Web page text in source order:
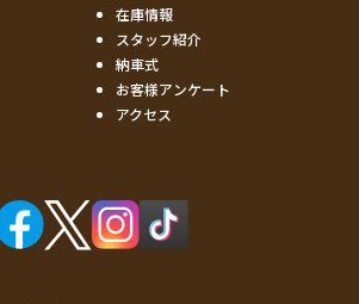
在庫情報
スタッフ紹介
納車式
お客様アンケート
アクセス